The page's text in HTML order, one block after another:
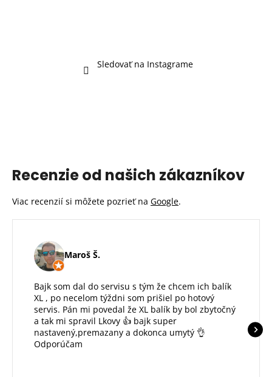
Sledovať na Instagrame
Recenzie od našich zákazníkov
Viac recenzií si môžete pozrieť na Google.
Maroš Š.
Bajk som dal do servisu s tým že chcem ich balík
XL , po necelom týždni som prišiel po hotový
servis. Pán mi povedal že XL balík by bol zbytočný
a tak mi spravil Lkovy 👍 bajk super
nastavený,premazany a dokonca umytý 👌
Odporúčam